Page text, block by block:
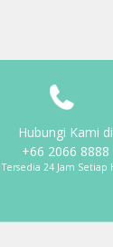
Hubungi Kami di
+66 2066 8888
Tersedia 24 Jam Setiap